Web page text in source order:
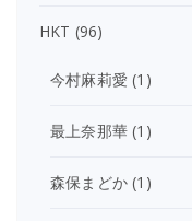
HKT (96)
今村麻莉愛 (1)
最上奈那華 (1)
森保まどか (1)